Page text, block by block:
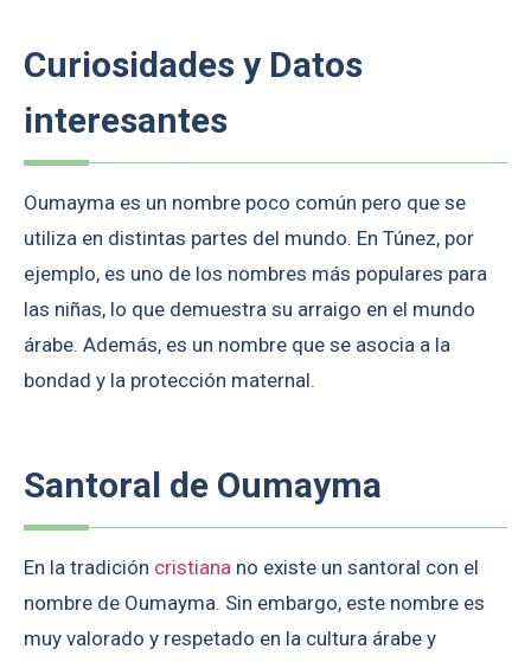
Curiosidades y Datos
interesantes
Oumayma es un nombre poco común pero que se
utiliza en distintas partes del mundo. En Túnez, por
ejemplo, es uno de los nombres más populares para
las niñas, lo que demuestra su arraigo en el mundo
árabe. Además, es un nombre que se asocia a la
bondad y la protección maternal.
Santoral de Oumayma
En la tradición cristiana no existe un santoral con el
nombre de Oumayma. Sin embargo, este nombre es
muy valorado y respetado en la cultura árabe y